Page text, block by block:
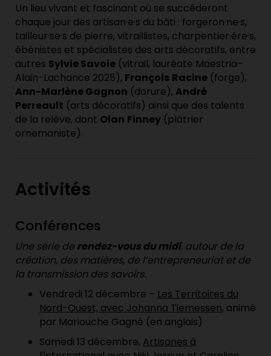
Un lieu vivant et fascinant où se succéderont
chaque jour des artisan·e·s du bâti : forgeron·ne·s,
tailleur·se·s de pierre, vitraillistes, charpentier·ère·s,
ébénistes et spécialistes des arts décoratifs, entre
autres Sylvie Savoie (vitrail, lauréate Maestria–
Alain-Lachance 2025), François Racine (forge),
Ann-Marlène Gagnon (dorure), André
Perreault (arts décoratifs) ainsi que des talents
de la relève, dont Olan Finney (plâtrier
ornemaniste).
Activités
Conférences
Une série de rendez-vous du midi, autour de la
création, des matières, de l’entrepreneuriat et de
la transmission des savoirs.
Vendredi 12 décembre – Les Territoires du
Nord-Ouest, avec Johanna Tiemessen, animé
par Mariouche Gagné (en anglais)
Samedi 13 décembre, Artisanes à